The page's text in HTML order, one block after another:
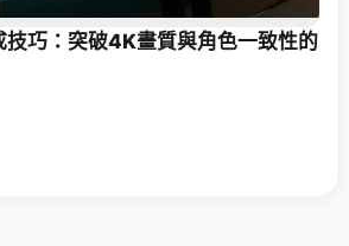
巧：突破4K畫質與角色一致性的